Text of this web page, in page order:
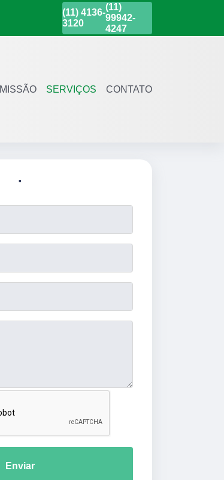
(11) 4136-
3120
(11)
99942-
4247
MISSÃO SERVIÇOS CONTATO
.
Enviar